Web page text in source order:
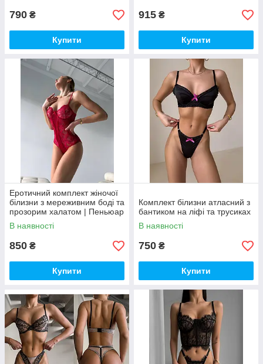
790 ₴
Купити
915 ₴
Купити
Еротичний комплект жіночої
білизни з мереживним боді та
прозорим халатом | Пеньюар
жіночий червоний
В наявності
850 ₴
Купити
Комплект білизни атласний з
бантиком на ліфі та трусиках
В наявності
750 ₴
Купити